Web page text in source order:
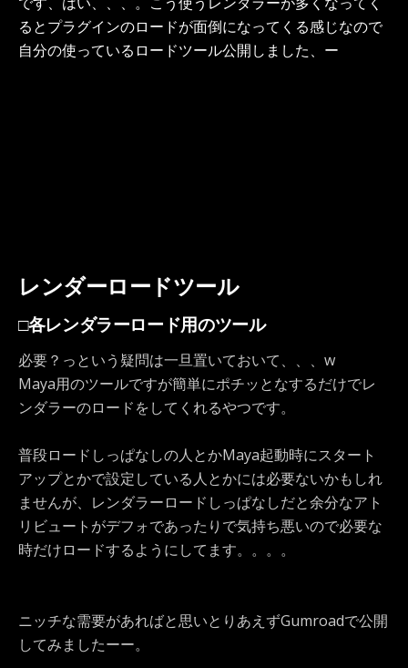
るとプラグインのロードが面倒になってくる感じなので
自分の使っているロードツール公開しました、ー
レンダーロードツール
□各レンダラーロード用のツール
必要？っという疑問は一旦置いておいて、、、w
Maya用のツールですが簡単にポチッとなするだけでレ
ンダラーのロードをしてくれるやつです。
普段ロードしっぱなしの人とかMaya起動時にスタート
アップとかで設定している人とかには必要ないかもしれ
ませんが、レンダラーロードしっぱなしだと余分なアト
リビュートがデフォであったりで気持ち悪いので必要な
時だけロードするようにしてます。。。。
ニッチな需要があればと思いとりあえずGumroadで公開
してみましたーー。